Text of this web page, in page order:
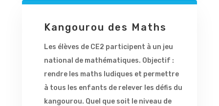
Kangourou des Maths
Les élèves de CE2 participent à un jeu
national de mathématiques. Objectif :
rendre les maths ludiques et permettre
à tous les enfants de relever les défis du
kangourou. Quel que soit le niveau de